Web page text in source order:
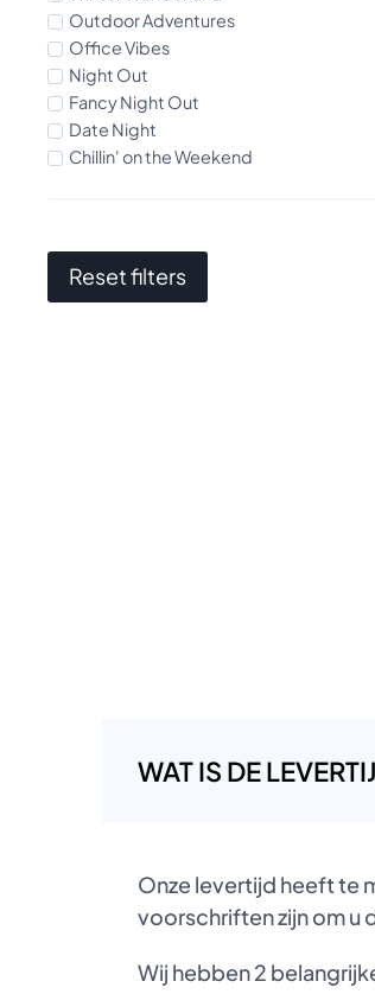
Outdoor Adventures
Office Vibes
Night Out
Fancy Night Out
Date Night
Chillin' on the Weekend
Reset filters
WAT IS DE
Onze levertijd heeft te
voorschriften zijn om u
Wij hebben 2